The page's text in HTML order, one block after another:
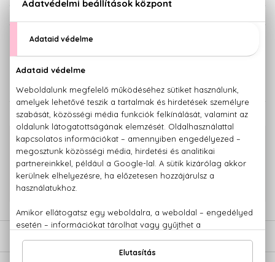
KISZERELÉS KIVÁLASZTÁSA
KAPCSOLÓDÓ TERMÉKEK
100% eredeti termékek,14 napos visszaküldési garanciával
Kérdésed van, elakadtál? Hívd ügyfélszolgálatunkat: +36 20
779 1926